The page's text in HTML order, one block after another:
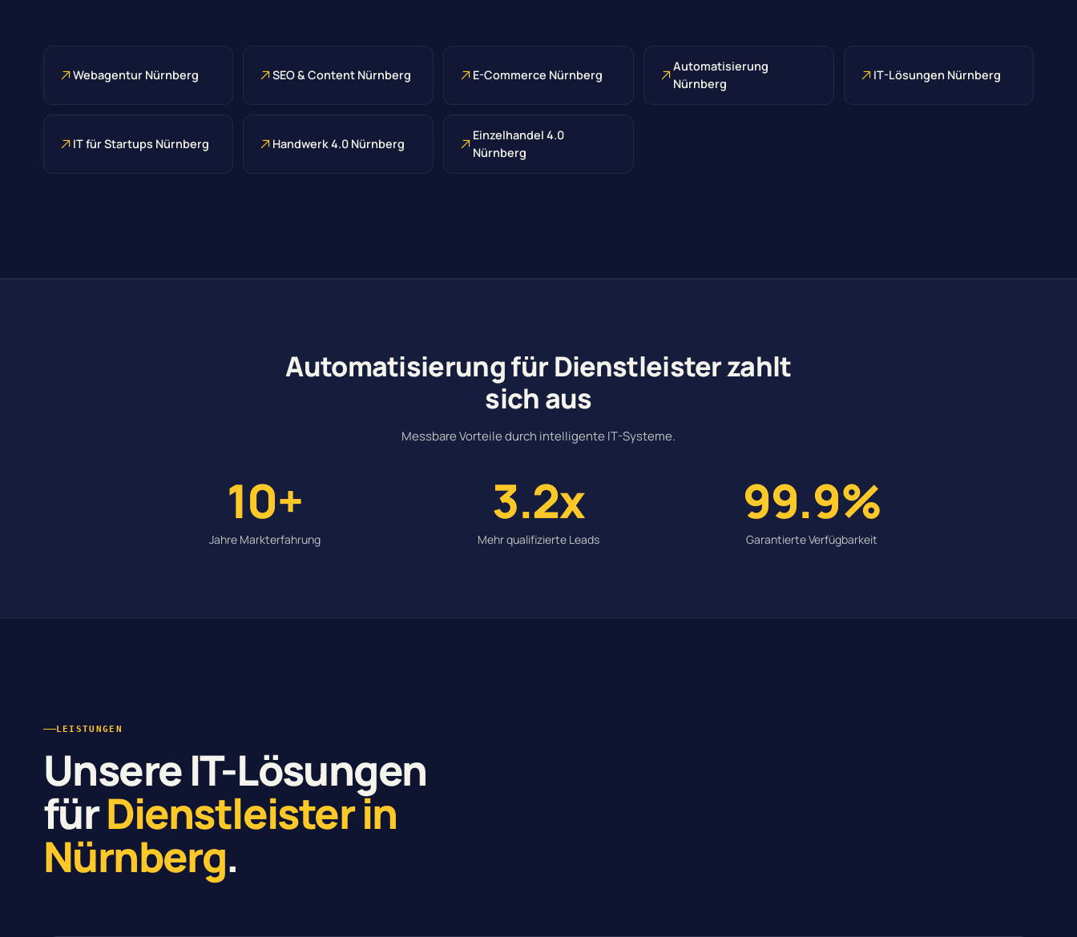
Webagentur Nürnberg SEO & Content Nürnberg E-Commerce Nürnberg
Automatisierung
Nürnberg
IT-Lösungen Nürnberg
IT für Startups Nürnberg Handwerk 4.0 Nürnberg
Einzelhandel 4.0
Nürnberg
Automatisierung für Dienstleister zahlt
sich aus
Messbare Vorteile durch intelligente IT-Systeme.
10+
Jahre Markterfahrung
3.2x
Mehr qualifizierte Leads
99.9%
Garantierte Verfügbarkeit
LEISTUNGEN
Unsere IT-Lösungen
fürDienstleister in
Nürnberg.